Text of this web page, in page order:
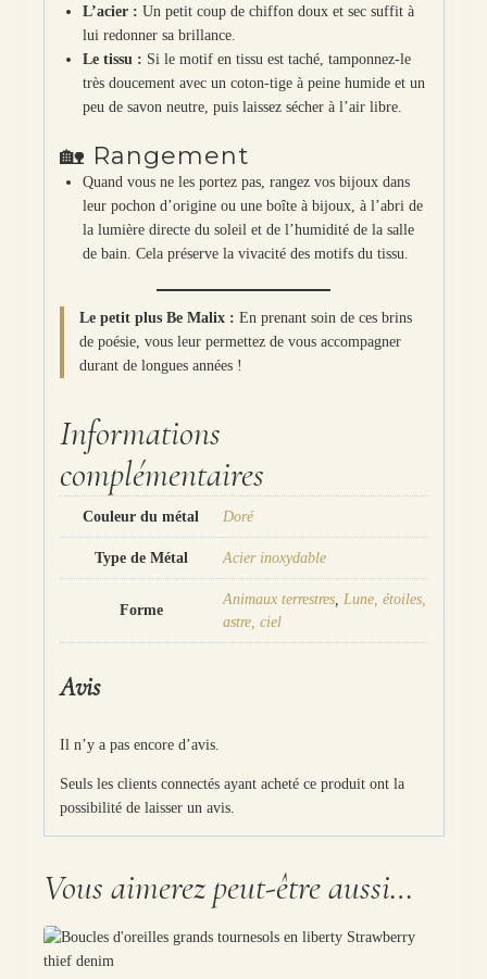
L’acier : Un petit coup de chiffon doux et sec suffit à
lui redonner sa brillance.
Le tissu : Si le motif en tissu est taché, tamponnez-le
très doucement avec un coton-tige à peine humide et un
peu de savon neutre, puis laissez sécher à l’air libre.
🏡 Rangement
Quand vous ne les portez pas, rangez vos bijoux dans
leur pochon d’origine ou une boîte à bijoux, à l’abri de
la lumière directe du soleil et de l’humidité de la salle
de bain. Cela préserve la vivacité des motifs du tissu.
Le petit plus Be Malix : En prenant soin de ces brins
de poésie, vous leur permettez de vous accompagner
durant de longues années !
Informations
complémentaires
Couleur du métal Doré
Type de Métal Acier inoxydable
Forme
Animaux terrestres, Lune, étoiles,
astre, ciel
Avis
Il n’y a pas encore d’avis.
Seuls les clients connectés ayant acheté ce produit ont la
possibilité de laisser un avis.
Vous aimerez peut-être aussi…